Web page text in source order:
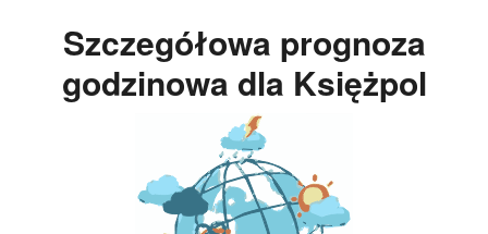
Szczegółowa prognoza
godzinowa dla Księżpol